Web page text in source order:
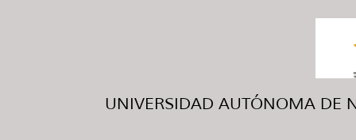
UNIVERSIDAD AUTÓNOMA DE